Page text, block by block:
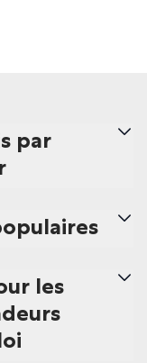
par
les